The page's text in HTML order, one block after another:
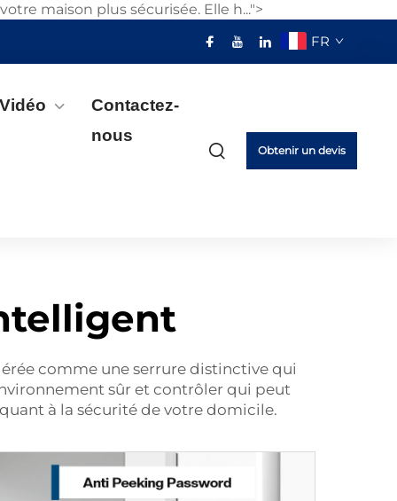
maison plus sécurisée. Elle h...">
FR
Vidéo
Contactez-
nous
Obtenir un devis
comme une serrure distinctive qui
sûr et contrôler qui peut
à la sécurité de votre domicile.